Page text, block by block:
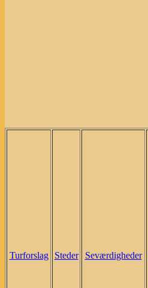
Turforslag Steder Seværdigheder